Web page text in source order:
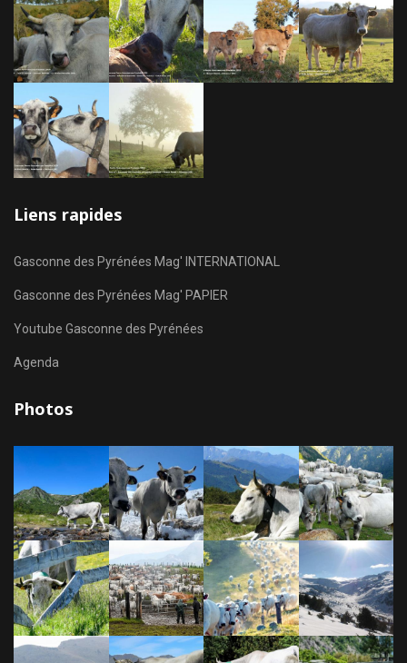
Liens rapides
Gasconne des Pyrénées Mag' INTERNATIONAL
Gasconne des Pyrénées Mag' PAPIER
Youtube Gasconne des Pyrénées
Agenda
Photos